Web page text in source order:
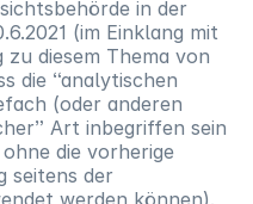
in der
(im Einklang mit
diesem Thema von
die “analytischen
(oder anderen
Art inbegriffen sein
die vorherige
seitens der
werden können),